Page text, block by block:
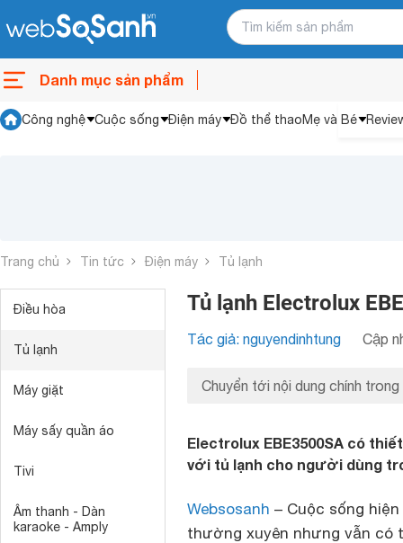
Danh mục sản phẩm
Công nghệ Cuộc sống Điện máy Đồ thể thaoMẹ và Bé
Trang chủ Tin tức Điện máy Tủ lạnh
Điều hòa
Tủ lạnh
Máy giặt
Máy sấy quần áo
Tivi
Âm thanh - Dàn
karaoke - Amply
Tủ lạnh Electrolux
Tác giả: nguyendinhtung Cập
Chuyển tới nội dung chính trong
Electrolux EBE3500SA có
với tủ lạnh cho người dùng
Websosanh – Cuộc sống
thường xuyên nhưng vẫn có